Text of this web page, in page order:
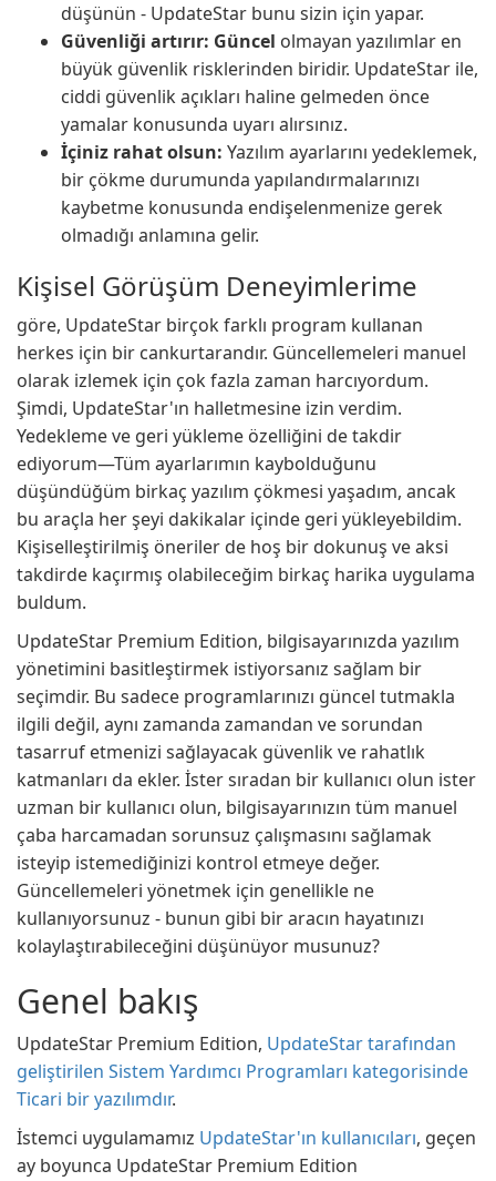
düşünün - UpdateStar bunu sizin için yapar.
Güvenliği artırır: Güncel olmayan yazılımlar en
büyük güvenlik risklerinden biridir. UpdateStar ile,
ciddi güvenlik açıkları haline gelmeden önce
yamalar konusunda uyarı alırsınız.
İçiniz rahat olsun: Yazılım ayarlarını yedeklemek,
bir çökme durumunda yapılandırmalarınızı
kaybetme konusunda endişelenmenize gerek
olmadığı anlamına gelir.
Kişisel Görüşüm Deneyimlerime
göre, UpdateStar birçok farklı program kullanan
herkes için bir cankurtarandır. Güncellemeleri manuel
olarak izlemek için çok fazla zaman harcıyordum.
Şimdi, UpdateStar'ın halletmesine izin verdim.
Yedekleme ve geri yükleme özelliğini de takdir
ediyorum—Tüm ayarlarımın kaybolduğunu
düşündüğüm birkaç yazılım çökmesi yaşadım, ancak
bu araçla her şeyi dakikalar içinde geri yükleyebildim.
Kişiselleştirilmiş öneriler de hoş bir dokunuş ve aksi
takdirde kaçırmış olabileceğim birkaç harika uygulama
buldum.
UpdateStar Premium Edition, bilgisayarınızda yazılım
yönetimini basitleştirmek istiyorsanız sağlam bir
seçimdir. Bu sadece programlarınızı güncel tutmakla
ilgili değil, aynı zamanda zamandan ve sorundan
tasarruf etmenizi sağlayacak güvenlik ve rahatlık
katmanları da ekler. İster sıradan bir kullanıcı olun ister
uzman bir kullanıcı olun, bilgisayarınızın tüm manuel
çaba harcamadan sorunsuz çalışmasını sağlamak
isteyip istemediğinizi kontrol etmeye değer.
Güncellemeleri yönetmek için genellikle ne
kullanıyorsunuz - bunun gibi bir aracın hayatınızı
kolaylaştırabileceğini düşünüyor musunuz?
Genel bakış
UpdateStar Premium Edition, UpdateStar tarafından
geliştirilen Sistem Yardımcı Programları kategorisinde
Ticari bir yazılımdır.
İstemci uygulamamız UpdateStar'ın kullanıcıları, geçen
ay boyunca UpdateStar Premium Edition